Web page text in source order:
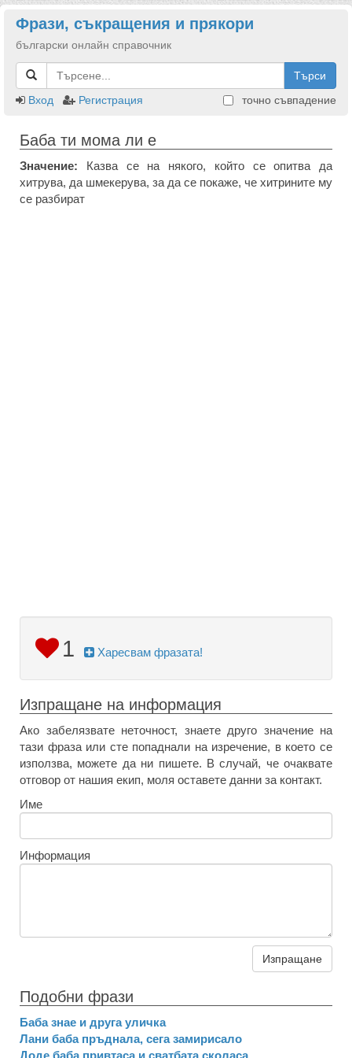
Фрази, съкращения и прякори
български онлайн справочник
Търси
Вход
Регистрация точно съвпадение
Баба ти мома ли е
Значение: Казва се на някого, който се опитва да
хитрува, да шмекерува, за да се покаже, че хитрините му
се разбират
1 Харесвам фразата!
Изпращане на информация
Ако забелязвате неточност, знаете друго значение на
тази фраза или сте попаднали на изречение, в което се
използва, можете да ни пишете. В случай, че очаквате
отговор от нашия екип, моля оставете данни за контакт.
Име
Информация
Изпращане
Подобни фрази
Баба знае и друга уличка
Лани баба пръднала, сега замирисало
Доде баба привтаса и сватбата сколаса